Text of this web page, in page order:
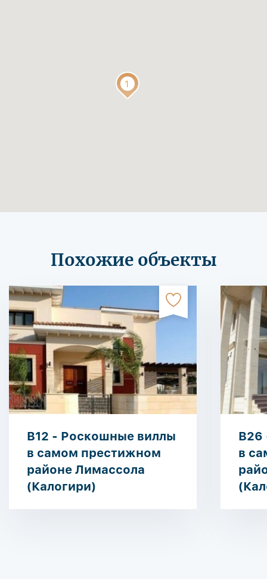
Похожие объекты
B12 - Роскошные виллы
в самом престижном
районе Лимассола
(Калогири)
B26
в